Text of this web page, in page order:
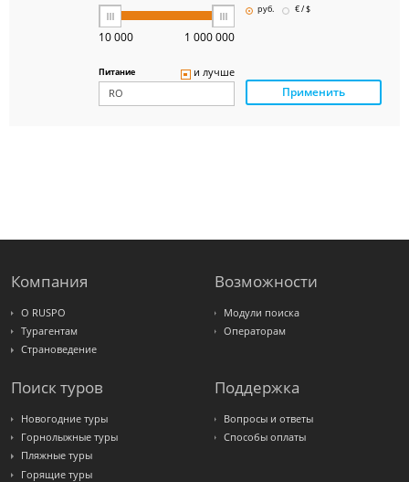
Интурист
10 000 1 000 000
руб.
€ / $
Питание и лучше
Применить
Компания
О RUSPO
Турагентам
Страноведение
Возможности
Модули поиска
Операторам
Поиск туров
Новогодние туры
Горнолыжные туры
Пляжные туры
Горящие туры
Поддержка
Вопросы и ответы
Способы оплаты